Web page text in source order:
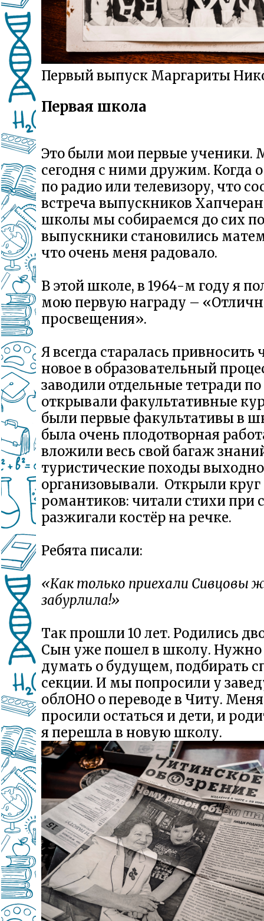
Первый выпуск Маргариты
Первая школа
Это были мои первые ученики.
сегодня с ними дружим. Когда
по радио или телевизору, что
встреча выпускников
школы мы собираемся до сих
выпускники становились
что очень меня радовало.
В этой школе, в 1964-м году я
мою первую награду –
просвещения».
Я всегда старалась привносить
новое в образовательный
заводили отдельные тетради по
открывали факультативные
были первые факультативы в
была очень плодотворная
вложили весь свой багаж
туристические походы
организовывали. Открыли круг
романтиков: читали стихи при
разжигали костёр на речке.
Ребята писали:
«Как только приехали Сивцовы
забурлила!»
Так прошли 10 лет. Родились
Сын уже пошел в школу. Нужно
думать о будущем, подбирать
секции. И мы попросили у
облОНО о переводе в Читу.
просили остаться и дети, и
я перешла в новую школу.